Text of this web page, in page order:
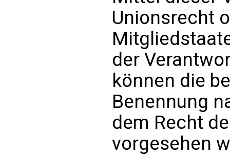
Unionsrecht
der
können die
Benennung
dem Recht
vorgesehen